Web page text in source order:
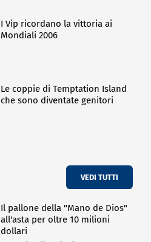
I Vip ricordano la vittoria ai
Mondiali 2006
Le coppie di Temptation Island
che sono diventate genitori
VEDI TUTTI
Il pallone della "Mano de Dios"
all'asta per oltre 10 milioni
dollari